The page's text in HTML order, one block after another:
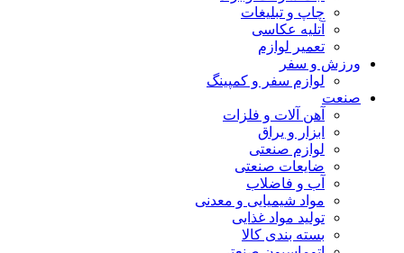
چاپ و تبلیغات
آتلیه عکاسی
تعمیر لوازم
ورزش و سفر
لوازم سفر و کمپینگ
صنعت
آهن آلات و فلزات
ابزار و یراق
لوازم صنعتی
ضایعات صنعتی
آب و فاضلاب
مواد شیمیایی و معدنی
تولید مواد غذایی
بسته بندی کالا